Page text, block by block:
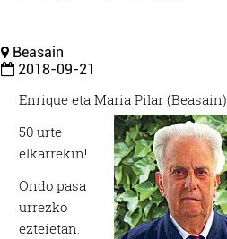
Beasain
2018-09-21
Enrique eta Maria Pilar (Beasain)
50 urte
elkarrekin!
Ondo pasa
urrezko
ezteietan.